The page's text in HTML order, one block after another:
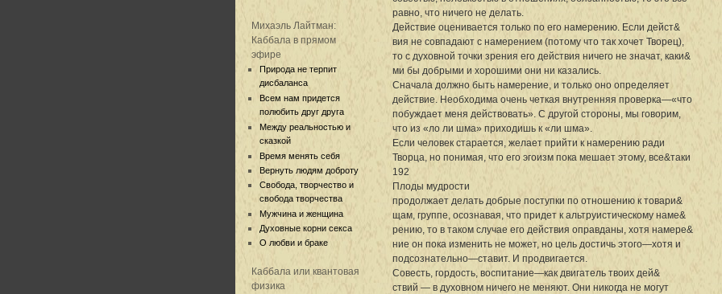
Михаэль Лайтман:
Каббала в прямом
эфире
Природа не терпит
дисбаланса
Всем нам придется
полюбить друг друга
Между реальностью и
сказкой
Время менять себя
Вернуть людям доброту
Свобода, творчество и
свобода творчества
Мужчина и женщина
Духовные корни секса
О любви и браке
Каббала или квантовая
физика
равно, что ничего не делать.
Действие оценивается только по его намерению. Если дейст&
вия не совпадают с намерением (потому что так хочет Творец),
то с духовной точки зрения его действия ничего не значат, каки&
ми бы добрыми и хорошими они ни казались.
Сначала должно быть намерение, и только оно определяет
действие. Необходима очень четкая внутренняя проверка—«что
побуждает меня действовать». С другой стороны, мы говорим,
что из «ло ли шма» приходишь к «ли шма».
Если человек старается, желает прийти к намерению ради
Творца, но понимая, что его эгоизм пока мешает этому, все&таки
192
Плоды мудрости
продолжает делать добрые поступки по отношению к товари&
щам, группе, осознавая, что придет к альтруистическому наме&
рению, то в таком случае его действия оправданы, хотя намере&
ние он пока изменить не может, но цель достичь этого—хотя и
подсознательно—ставит. И продвигается.
Совесть, гордость, воспитание—как двигатель твоих дей&
ствий — в духовном ничего не меняют. Они никогда не могут